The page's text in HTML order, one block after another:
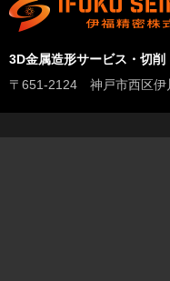
3D金属造形サービス・切
〒651-2124 神戸市西区